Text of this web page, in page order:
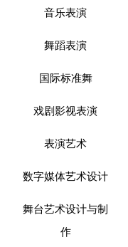
音乐表演
舞蹈表演
国际标准舞
戏剧影视表演
表演艺术
数字媒体艺术设计
舞台艺术设计与制
作